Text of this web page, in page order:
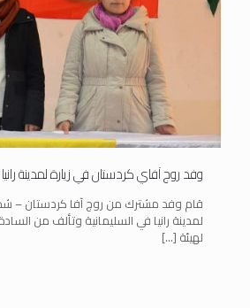
وفد روج آفاي كردستان في زيارة لمدينة
قام وفد مشترك من روج آفا كردستان –
لمدينة رانيا في السليمانية وتألف من
لهيئة […]